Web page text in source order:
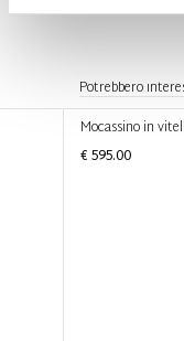
Potrebbero
Mocassino in
€ 595.00